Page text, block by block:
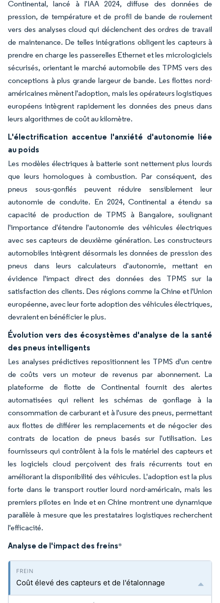
Continental, lancé à l'IAA 2024, diffuse des données de
pression, de température et de profil de bande de roulement
vers des analyses cloud qui déclenchent des ordres de travail
de maintenance. De telles intégrations obligent les capteurs à
prendre en charge les passerelles Ethernet et les micrologiciels
sécurisés, orientant le marché automobile des TPMS vers des
conceptions à plus grande largeur de bande. Les flottes nord-
américaines mènent l'adoption, mais les opérateurs logistiques
européens intègrent rapidement les données des pneus dans
leurs algorithmes de coût au kilomètre.
L'électrification accentue l'anxiété d'autonomie liée
au poids
Les modèles électriques à batterie sont nettement plus lourds
que leurs homologues à combustion. Par conséquent, des
pneus sous-gonflés peuvent réduire sensiblement leur
autonomie de conduite. En 2024, Continental a étendu sa
capacité de production de TPMS à Bangalore, soulignant
l'importance d'étendre l'autonomie des véhicules électriques
avec ses capteurs de deuxième génération. Les constructeurs
automobiles intègrent désormais les données de pression des
pneus dans leurs calculateurs d'autonomie, mettant en
évidence l'impact direct des données des TPMS sur la
satisfaction des clients. Des régions comme la Chine et l'Union
européenne, avec leur forte adoption des véhicules électriques,
devraient en bénéficier le plus.
Évolution vers des écosystèmes d'analyse de la santé
des pneus intelligents
Les analyses prédictives repositionnent les TPMS d'un centre
de coûts vers un moteur de revenus par abonnement. La
plateforme de flotte de Continental fournit des alertes
automatisées qui relient les schémas de gonflage à la
consommation de carburant et à l'usure des pneus, permettant
aux flottes de différer les remplacements et de négocier des
contrats de location de pneus basés sur l'utilisation. Les
fournisseurs qui contrôlent à la fois le matériel des capteurs et
les logiciels cloud perçoivent des frais récurrents tout en
améliorant la disponibilité des véhicules. L'adoption est la plus
forte dans le transport routier lourd nord-américain, mais les
premiers pilotes en Inde et en Chine montrent une dynamique
parallèle à mesure que les prestataires logistiques recherchent
l'efficacité.
Analyse de l'impact des freins*
Coût élevé des capteurs et de l'étalonnage